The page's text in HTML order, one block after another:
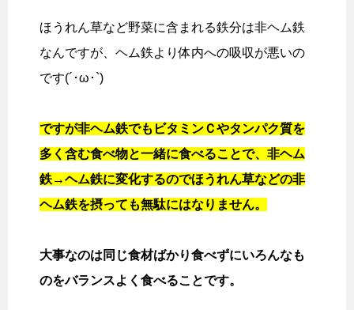
ほうれん草など野菜に含まれる鉄分は非ヘム鉄
なんですが、ヘム鉄より体内への吸収が悪いの
です(´･ω･`)
ですが非ヘム鉄でもビタミンＣやタンパク質を
多く含む食べ物と一緒に食べることで、非ヘム
鉄→ヘム鉄に変化するのでほうれん草などの非
ヘム鉄を摂っても無駄にはなりません。
大事なのは同じ食材ばかり食べずにいろんなも
のをバランスよく食べることです。